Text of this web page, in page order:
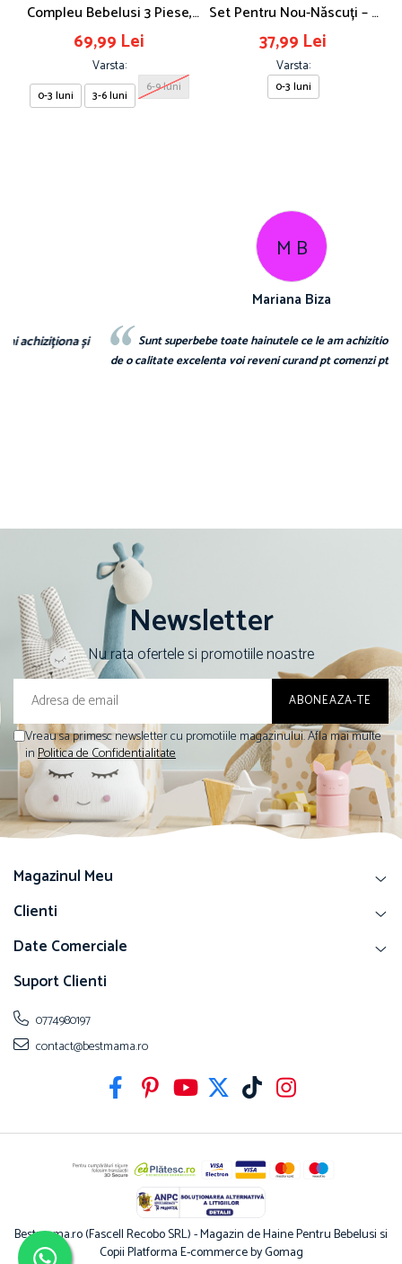
Compleu Bebelusi 3 Piese,
Model Ursulet, Safir
69,99 Lei
Varsta:
0-3 luni 3-6 luni
6-9 luni
Set Pentru Nou-Născuți – 3
Piese, Baby Duck
37,99 Lei
Varsta:
0-3 luni
Sunt superbebe toate hainutele ce le am achizitionat de la voi si
de o calitate excelenta voi reveni curand pt comenzi pt bebe❤️❤️❤️
Newsletter
Nu rata ofertele si promotiile noastre
Vreau sa primesc newsletter cu promotiile magazinului. Afla mai multe
inPolitica de Confidentialitate
Magazinul Meu
Clienti
Date Comerciale
Suport Clienti
0774980197
contact@bestmama.ro
Bestmama.ro (Fascell Recobo SRL) - Magazin de Haine Pentru Bebelusi si
CopiiPlatforma E-commerce by Gomag